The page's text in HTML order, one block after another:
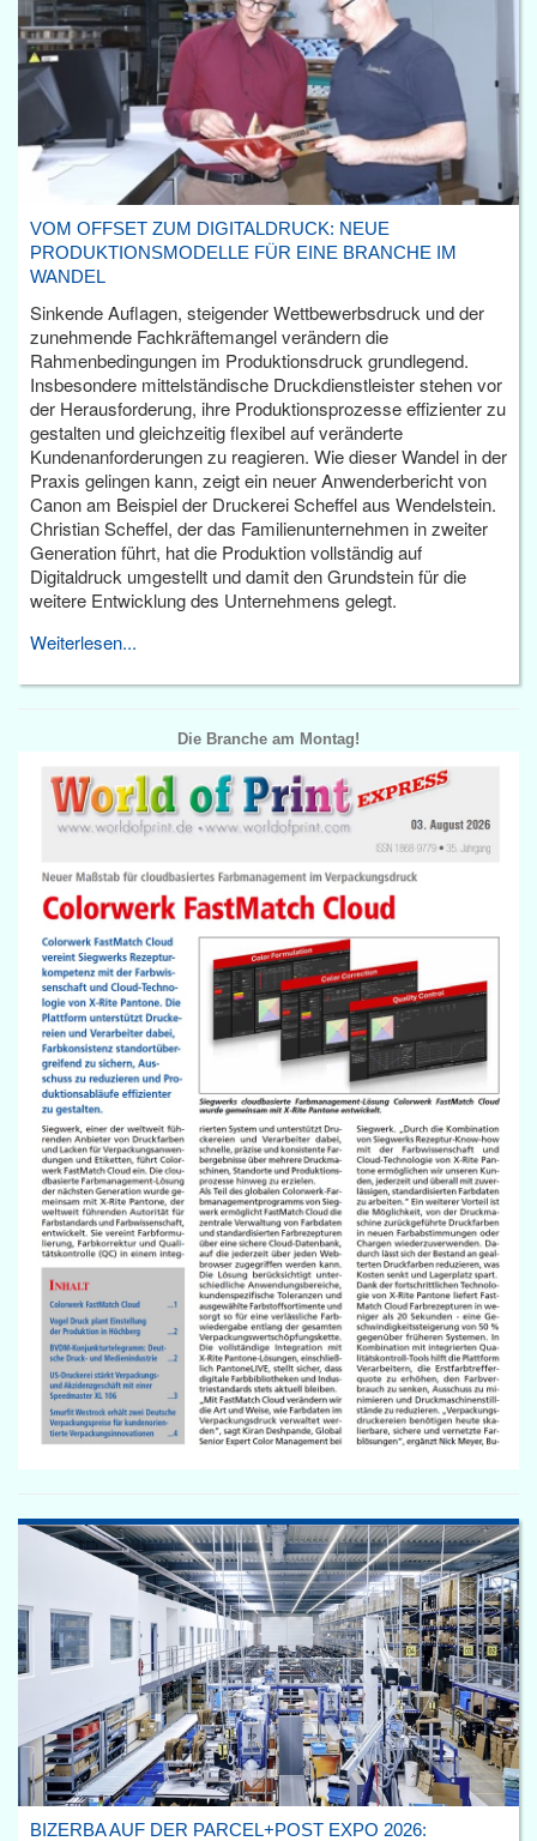
VOM OFFSET ZUM DIGITALDRUCK: NEUE
PRODUKTIONSMODELLE FÜR EINE BRANCHE IM
WANDEL
Sinkende Auflagen, steigender Wettbewerbsdruck und der
zunehmende Fachkräftemangel verändern die
Rahmenbedingungen im Produktionsdruck grundlegend.
Insbesondere mittelständische Druckdienstleister stehen vor
der Herausforderung, ihre Produktionsprozesse effizienter zu
gestalten und gleichzeitig flexibel auf veränderte
Kundenanforderungen zu reagieren. Wie dieser Wandel in der
Praxis gelingen kann, zeigt ein neuer Anwenderbericht von
Canon am Beispiel der Druckerei Scheffel aus Wendelstein.
Christian Scheffel, der das Familienunternehmen in zweiter
Generation führt, hat die Produktion vollständig auf
Digitaldruck umgestellt und damit den Grundstein für die
weitere Entwicklung des Unternehmens gelegt.
Weiterlesen...
Die Branche am Montag!
BIZERBA AUF DER PARCEL+POST EXPO 2026: